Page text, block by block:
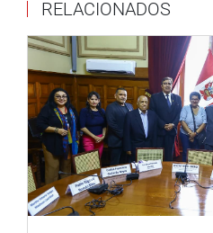
A su turno, la presidenta del
la finalidad de garantizar a
ofrezcan un servicio de
Para ello, recomendó
resultados de las
factores que inciden en los
necesarias para alcanzar
“La calidad educativa en el
RELACIONADOS